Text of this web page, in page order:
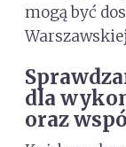
mogą być
dla
oraz